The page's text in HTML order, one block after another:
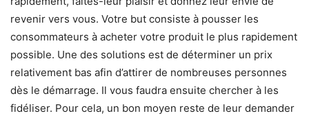
revenir vers vous. Votre but consiste à pousser les
consommateurs à acheter votre produit le plus rapidement
possible. Une des solutions est de déterminer un prix
relativement bas afin d’attirer de nombreuses personnes
dès le démarrage. Il vous faudra ensuite chercher à les
fidéliser. Pour cela, un bon moyen reste de leur demander